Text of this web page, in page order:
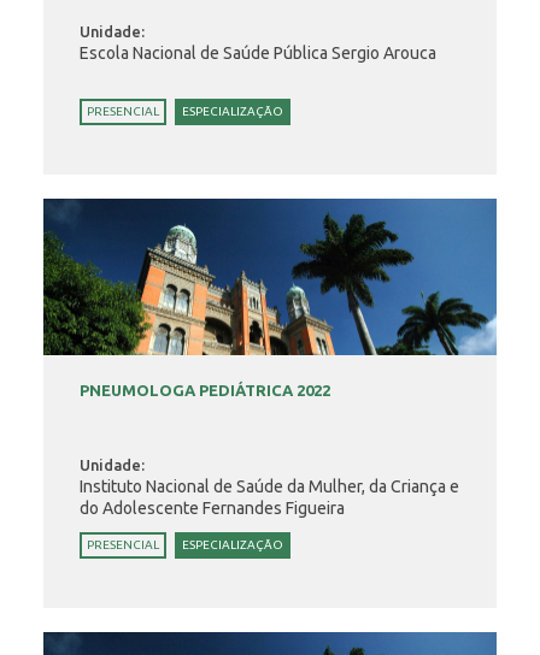
Unidade:
Escola Nacional de Saúde Pública Sergio Arouca
PRESENCIAL ESPECIALIZAÇÃO
PNEUMOLOGA PEDIÁTRICA 2022
Unidade:
Instituto Nacional de Saúde da Mulher, da Criança e
do Adolescente Fernandes Figueira
PRESENCIAL ESPECIALIZAÇÃO